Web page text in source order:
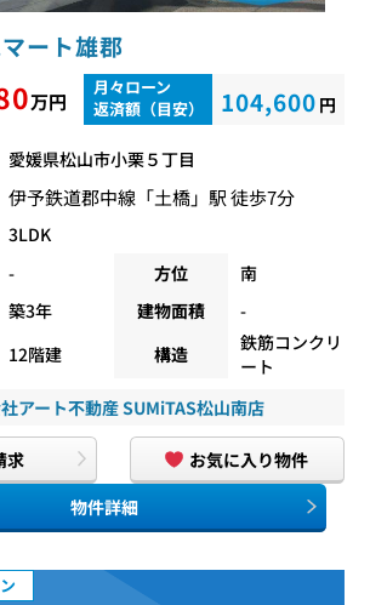
ート雄郡
万円
月々ローン
返済額（目安）
104,600 円
愛媛県松山市小栗５丁目
伊予鉄道郡中線 「土橋」駅 徒歩7分
3LDK
- 方位
南
築3年 建物面積
-
12階建 構造
鉄筋コンクリ
ート
アート不動産 SUMiTAS松山南店
求
お気に入り物件
物件詳細